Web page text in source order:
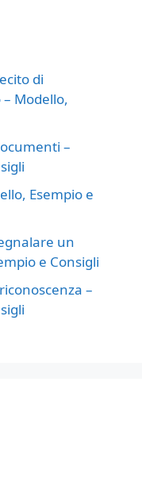
di
Modello,
–
Esempio e
un
e Consigli
–